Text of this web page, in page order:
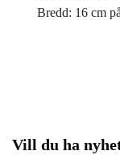
Bredd: 16 cm
Vill du ha